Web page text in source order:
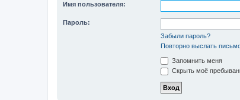
Имя пользователя:
Пароль:
Забыли пароль?
Повторно выслать
Запомнить меня
Скрыть моё